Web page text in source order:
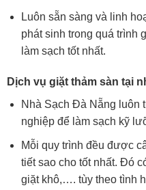
Luôn sẵn sàng và linh
phát sinh trong quá trình
làm sạch tốt nhất.
Dịch vụ giặt thảm sàn tại
Nhà Sạch Đà Nẵng luôn
nghiệp để làm sạch kỹ
Mỗi quy trình đều được
tiết sao cho tốt nhất. Đó
giặt khô,…. tùy theo tình